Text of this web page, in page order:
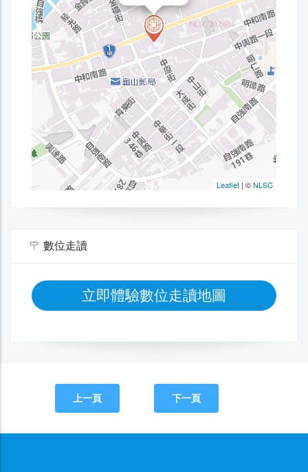
數位走讀
立即體驗數位走讀地圖
上一頁 下一頁